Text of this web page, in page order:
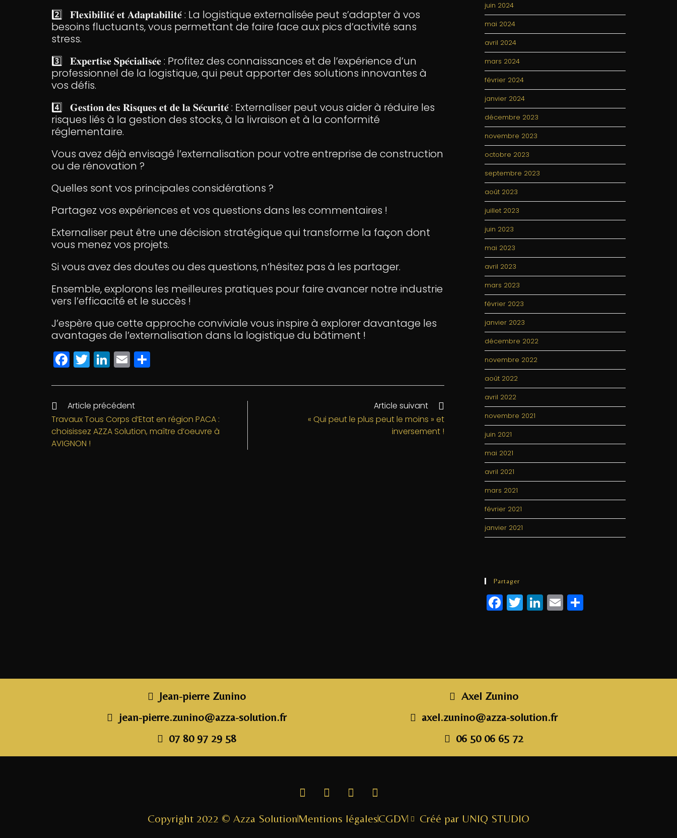
2️⃣ 𝐅𝐥𝐞𝐱𝐢𝐛𝐢𝐥𝐢𝐭𝐞́ 𝐞𝐭 𝐀𝐝𝐚𝐩𝐭𝐚𝐛𝐢𝐥𝐢𝐭𝐞́ : La logistique externalisée peut s’adapter à vos
besoins fluctuants, vous permettant de faire face aux pics d’activité sans
stress.
3️⃣ 𝐄𝐱𝐩𝐞𝐫𝐭𝐢𝐬𝐞 𝐒𝐩𝐞́𝐜𝐢𝐚𝐥𝐢𝐬𝐞́𝐞 : Profitez des connaissances et de l’expérience d’un
professionnel de la logistique, qui peut apporter des solutions innovantes à
vos défis.
4️⃣ 𝐆𝐞𝐬𝐭𝐢𝐨𝐧 𝐝𝐞𝐬 𝐑𝐢𝐬𝐪𝐮𝐞𝐬 𝐞𝐭 𝐝𝐞 𝐥𝐚 𝐒𝐞́𝐜𝐮𝐫𝐢𝐭𝐞́ : Externaliser peut vous aider à réduire les
risques liés à la gestion des stocks, à la livraison et à la conformité
réglementaire.
Vous avez déjà envisagé l’externalisation pour votre entreprise de construction
ou de rénovation ?
Quelles sont vos principales considérations ?
Partagez vos expériences et vos questions dans les commentaires !
Externaliser peut être une décision stratégique qui transforme la façon dont
vous menez vos projets.
Si vous avez des doutes ou des questions, n’hésitez pas à les partager.
Ensemble, explorons les meilleures pratiques pour faire avancer notre industrie
vers l’efficacité et le succès !
J’espère que cette approche conviviale vous inspire à explorer davantage les
avantages de l’externalisation dans la logistique du bâtiment !
F
a
c
e
b
o
T
w
itt
e
r
Li
n
k
e
dI
n
E
m
ai
l
rt
g
e
Article précédent
Travaux Tous Corps d’Etat en région PACA :
choisissez AZZA Solution, maître d’oeuvre à
AVIGNON !
Article suivant
« Qui peut le plus peut le moins » et
inversement !
juin 2024
mai 2024
avril 2024
mars 2024
février 2024
janvier 2024
décembre 2023
novembre 2023
octobre 2023
septembre 2023
août 2023
juillet 2023
juin 2023
mai 2023
avril 2023
mars 2023
février 2023
janvier 2023
décembre 2022
novembre 2022
août 2022
avril 2022
novembre 2021
juin 2021
mai 2021
avril 2021
mars 2021
février 2021
janvier 2021
Partager
F
a
o
o
k
T
w
Li
n
n
E
m
e
Jean-pierre Zunino
jean-pierre.zunino@azza-solution.fr
07 80 97 29 58
Axel Zunino
axel.zunino@azza-solution.fr
06 50 06 65 72
Copyright 2022 © Azza SolutionMentions légalesCGDV Créé par UNIQ STUDIO